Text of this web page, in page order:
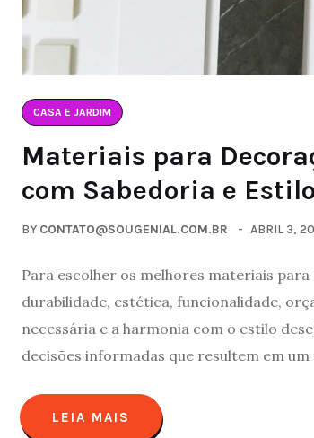
CASA E JARDIM
Materiais para
com Sabedoria e Estilo
BY CONTATO@SOUGENIAL.COM.BR ABRIL 3,
Para escolher os melhores materiais
durabilidade, estética, funcionalidade,
necessária e a harmonia com o estilo
decisões informadas que resultem em
LEIA MAIS